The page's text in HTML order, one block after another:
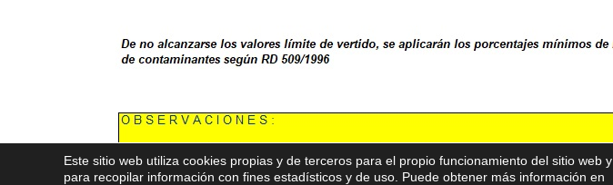
Este sitio web utiliza cookies propias y de terceros para el propio funcionamiento del sitio web y
para recopilar información con fines estadísticos y de uso. Puede obtener más información en